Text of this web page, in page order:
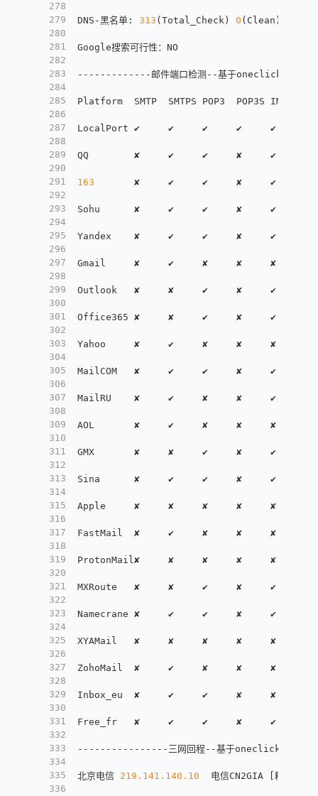
278
279
280
281
282
283
284
285
286
287
288
289
290
291
292
293
294
295
296
297
298
299
300
301
302
303
304
305
306
307
308
309
310
311
312
313
314
315
316
317
318
319
320
321
322
323
324
325
326
327
328
329
330
331
332
333
334
335
336
DNS-黑名单 : 313 (Total_Check) 0 (Clean)
Google搜索可行性：NO
-------------邮件端口检测--基于
Platform  SMTP  SMTPS POP3  POP3S IMAP
LocalPort ✔     ✔     ✔     ✔     ✔
QQ        ✘     ✔     ✔     ✘     ✔
163
✘     ✔     ✔     ✘     ✔
Sohu      ✘     ✔     ✔     ✘     ✔
Yandex    ✘     ✔     ✔     ✘     ✔
Gmail     ✘     ✔     ✘     ✘     ✘
Outlook   ✘     ✘     ✔     ✘     ✔
Office365 ✘     ✘     ✔     ✘     ✔
Yahoo     ✘     ✔     ✘     ✘     ✘
MailCOM   ✘     ✔     ✔     ✘     ✔
MailRU    ✘     ✔     ✘     ✘     ✔
AOL       ✘     ✔     ✘     ✘     ✘
GMX       ✘     ✘     ✔     ✘     ✔
Sina      ✘     ✔     ✔     ✘     ✔
Apple     ✘     ✘     ✘     ✘     ✘
FastMail  ✘     ✔     ✘     ✘     ✘
ProtonMail✘     ✘     ✘     ✘     ✘
MXRoute   ✘     ✘     ✔     ✘     ✔
Namecrane ✘     ✔     ✔     ✘     ✔
XYAMail   ✘     ✘     ✘     ✘     ✘
ZohoMail  ✘     ✔     ✘     ✘     ✘
Inbox_eu  ✘     ✔     ✔     ✘     ✘
Free_fr   ✘     ✔     ✔     ✘     ✔
----------------三网回程--基于oneclickvirt/
北京电信 219.141 .140 .10
  电信CN2GIA
[精品线路